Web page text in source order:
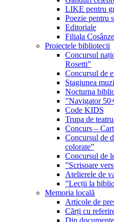
LIKE pentru
Poezie pentru
Editoriale
Filiala
Proiectele bibliotecii
Concursul
Rosetti”
Concursul de
Stagiunea
Nocturna
”Navigator
Code KIDS
Trupa de
Concurs –
Concursul de
colorate”
Concursul de
”Scrisoare
Atelierele de
”Lecții la
Memoria locală
Articole de
Cărți cu